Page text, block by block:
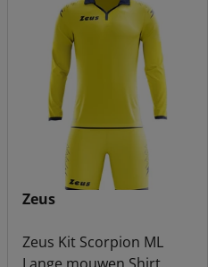
Zeus
Zeus Kit Scorpion ML